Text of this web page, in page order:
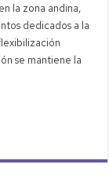
la zona andina,
dedicados a la
se mantiene la